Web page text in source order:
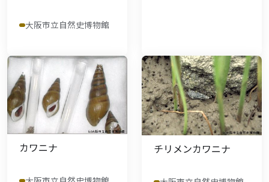
大阪市立自然史博物館
カワニナ チリメンカワニナ